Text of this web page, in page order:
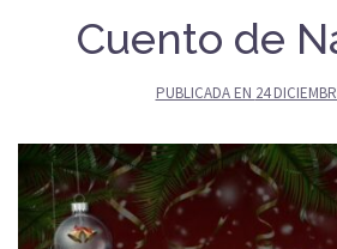
Cuento de
PUBLICADA EN 24